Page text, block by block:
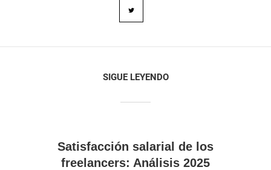
SIGUE LEYENDO
Satisfacción salarial de los
freelancers: Análisis 2025